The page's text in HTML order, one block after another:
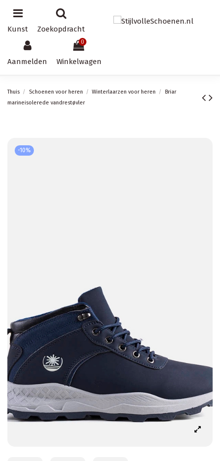
Kunst Zoekopdracht
Aanmelden
0
Winkelwagen
Thuis Schoenen voor heren Winterlaarzen voor heren
Briar
marineisolerede vandrestøvler
-10%